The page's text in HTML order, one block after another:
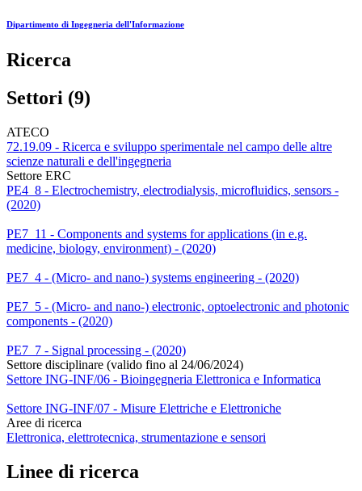
Dipartimento di Ingegneria dell'Informazione
Ricerca
Settori (9)
ATECO
72.19.09 - Ricerca e sviluppo sperimentale nel campo delle altre
scienze naturali e dell'ingegneria
Settore ERC
PE4_8 - Electrochemistry, electrodialysis, microfluidics, sensors -
(2020)
PE7_11 - Components and systems for applications (in e.g.
medicine, biology, environment) - (2020)
PE7_4 - (Micro- and nano-) systems engineering - (2020)
PE7_5 - (Micro- and nano-) electronic, optoelectronic and photonic
components - (2020)
PE7_7 - Signal processing - (2020)
Settore disciplinare (valido fino al 24/06/2024)
Settore ING-INF/06 - Bioingegneria Elettronica e Informatica
Settore ING-INF/07 - Misure Elettriche e Elettroniche
Aree di ricerca
Elettronica, elettrotecnica, strumentazione e sensori
Linee di ricerca